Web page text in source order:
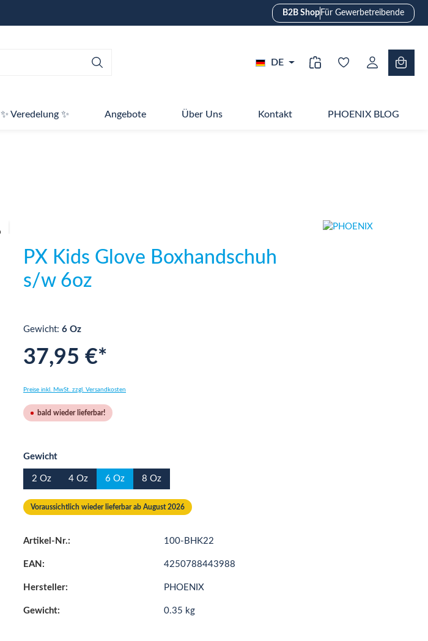
B2B Shop Für Gewerbetreibende
DE
✨ Veredelung ✨ Angebote Über Uns Kontakt PHOENIX BLOG
PX Kids Glove Boxhandschuh
s/w 6oz
Gewicht: 6 Oz
37,95 €*
Preise inkl. MwSt. zzgl. Versandkosten
bald wieder lieferbar!
Gewichtauswählen
2 Oz 4 Oz 6 Oz 8 Oz
Voraussichtlich wieder lieferbar ab August 2026
Artikel-Nr.: 100-BHK22
EAN: 4250788443988
Hersteller: PHOENIX
Gewicht: 0.35 kg